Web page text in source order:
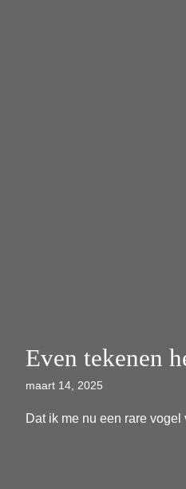
Even tekenen
maart 14, 2025
Dat ik me nu een rare vogel